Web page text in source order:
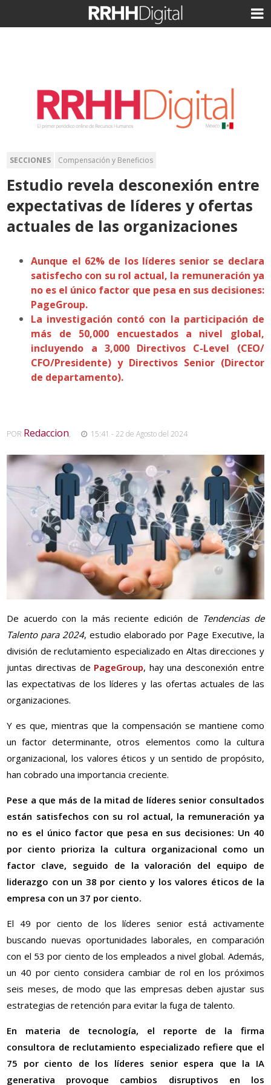
SECCIONES Compensación y Beneficios
Estudio revela desconexión entre
expectativas de líderes y ofertas
actuales de las organizaciones
Aunque el 62% de los líderes senior se declara
satisfecho con su rol actual, la remuneración ya
no es el único factor que pesa en sus decisiones:
PageGroup.
La investigación contó con la participación de
más de 50,000 encuestados a nivel global,
incluyendo a 3,000 Directivos C-Level (CEO/
CFO/Presidente) y Directivos Senior (Director
de departamento).
POR Redaccion, 15:41 - 22 de Agosto del 2024
De acuerdo con la más reciente edición de Tendencias de
Talento para 2024, estudio elaborado por Page Executive, la
división de reclutamiento especializado en Altas direcciones y
juntas directivas de PageGroup, hay una desconexión entre
las expectativas de los líderes y las ofertas actuales de las
organizaciones.
Y es que, mientras que la compensación se mantiene como
un factor determinante, otros elementos como la cultura
organizacional, los valores éticos y un sentido de propósito,
han cobrado una importancia creciente.
Pese a que más de la mitad de líderes senior consultados
están satisfechos con su rol actual, la remuneración ya
no es el único factor que pesa en sus decisiones: Un 40
por ciento prioriza la cultura organizacional como un
factor clave, seguido de la valoración del equipo de
liderazgo con un 38 por ciento y los valores éticos de la
empresa con un 37 por ciento.
El 49 por ciento de los líderes senior está activamente
buscando nuevas oportunidades laborales, en comparación
con el 53 por ciento de los empleados a nivel global. Además,
un 40 por ciento considera cambiar de rol en los próximos
seis meses, de modo que las empresas deben ajustar sus
estrategias de retención para evitar la fuga de talento.
En materia de tecnología, el reporte de la firma
consultora de reclutamiento especializado refiere que el
75 por ciento de los líderes senior espera que la IA
generativa provoque cambios disruptivos en los